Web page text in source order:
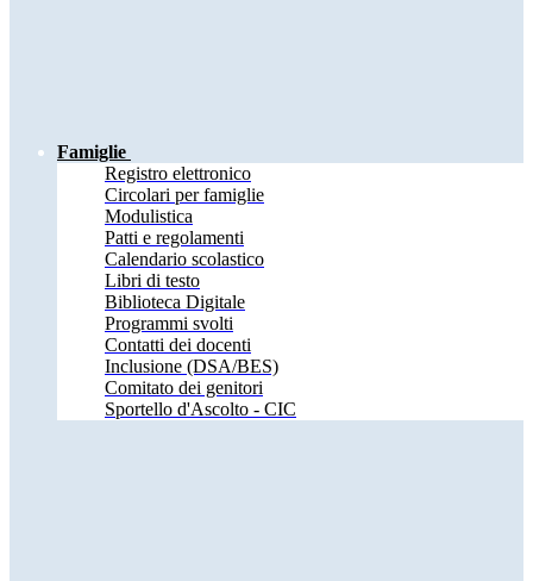
Famiglie
Registro elettronico
Circolari per famiglie
Modulistica
Patti e regolamenti
Calendario scolastico
Libri di testo
Biblioteca Digitale
Programmi svolti
Contatti dei docenti
Inclusione (DSA/BES)
Comitato dei genitori
Sportello d'Ascolto - CIC